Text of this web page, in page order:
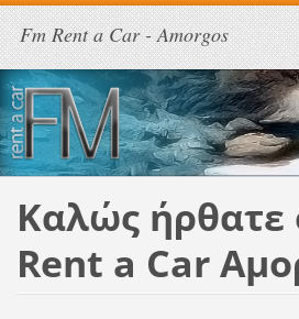
Fm Rent a Car - Amorgos
Καλώς ήρθατε
Rent a Car